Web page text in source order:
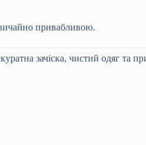
привабливою.
зачіска, чистий одяг та